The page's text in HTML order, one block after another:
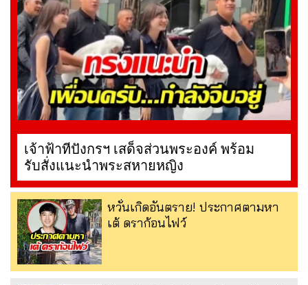
เจ้าฟ้าทีปังกรฯ เสด็จส่วนพระองค์ พร้อม
รับสั่งแนะนำพระสหายหญิง
หวั่นเกิดอันตราย! ประกาศตามหา
เต้ ดราก้อนไฟว์